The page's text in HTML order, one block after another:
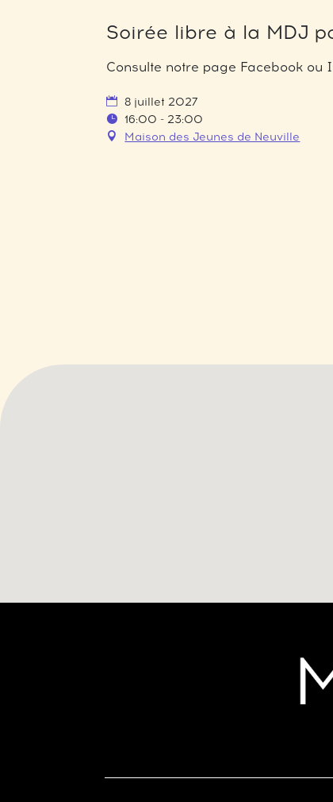
Soirée libre à la MDJ
Consulte notre page Facebook
8 juillet 2027
16:00 - 23:00
Maison des Jeunes de Neuville